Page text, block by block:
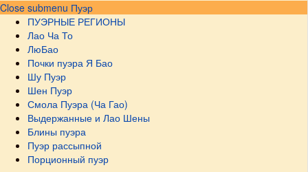
Close submenu Пуэр
ПУЭРНЫЕ РЕГИОНЫ
Лао Ча То
ЛюБао
Почки пуэра Я Бао
Шу Пуэр
Шен Пуэр
Смола Пуэра (Ча Гао)
Выдержанные и Лао Шены
Блины пуэра
Пуэр рассыпной
Порционный пуэр